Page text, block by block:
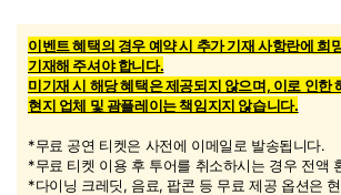
이벤트 혜택의 경우 예약 시 추가 기재 사항란에 희
기재해 주셔야 합니다.
미기재 시 해당 혜택은 제공되지 않으며, 이로 인한
현지 업체 및 괌플레이는 책임지지 않습니다.
*무료 공연 티켓은 사전에 이메일로 발송됩니다.
*무료 티켓 이용 후 투어를 취소하시는 경우 전액
*다이닝 크레딧, 음료, 팝콘 등 무료 제공 옵션은